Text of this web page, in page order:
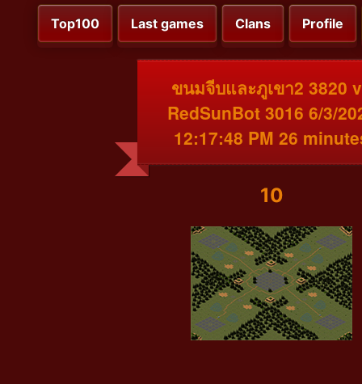
Top100 Last games Clans Profile
ขนมจีบและภูเขา2 3820
RedSunBot 3016 6/3/
12:17:48 PM 26
10